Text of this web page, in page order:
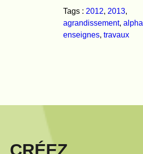
Tags : 2012, 2013,
agrandissement, alpha
enseignes, travaux
CRÉEZ